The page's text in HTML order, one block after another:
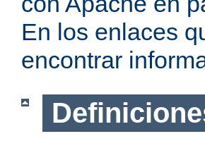
En los enlaces
encontrar